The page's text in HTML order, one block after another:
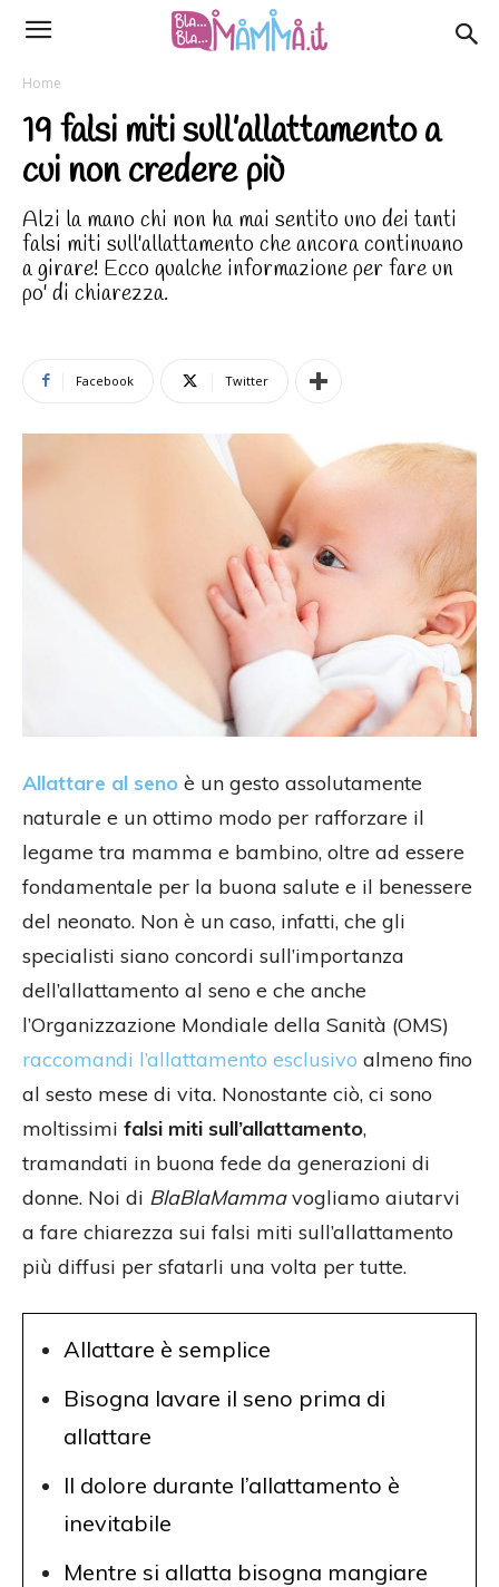
Home
19 falsi miti sull’allattamento a
cui non credere più
Alzi la mano chi non ha mai sentito uno dei tanti
falsi miti sull'allattamento che ancora continuano
a girare! Ecco qualche informazione per fare un
po' di chiarezza.
Facebook Twitter
Allattare al seno è un gesto assolutamente
naturale e un ottimo modo per rafforzare il
legame tra mamma e bambino, oltre ad essere
fondamentale per la buona salute e il benessere
del neonato. Non è un caso, infatti, che gli
specialisti siano concordi sull’importanza
dell’allattamento al seno e che anche
l’Organizzazione Mondiale della Sanità (OMS)
raccomandi l’allattamento esclusivo almeno fino
al sesto mese di vita. Nonostante ciò, ci sono
moltissimi falsi miti sull’allattamento,
tramandati in buona fede da generazioni di
donne. Noi di BlaBlaMammavogliamo aiutarvi
a fare chiarezza sui falsi miti sull’allattamento
più diffusi per sfatarli una volta per tutte.
Allattare è semplice
Bisogna lavare il seno prima di
allattare
Il dolore durante l’allattamento è
inevitabile
Mentre si allatta bisogna mangiare